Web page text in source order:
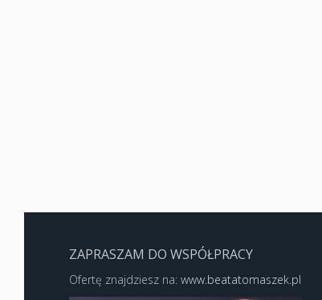
ZAPRASZAM DO WSPÓŁPRACY
Ofertę znajdziesz na: www.beatatomaszek.pl